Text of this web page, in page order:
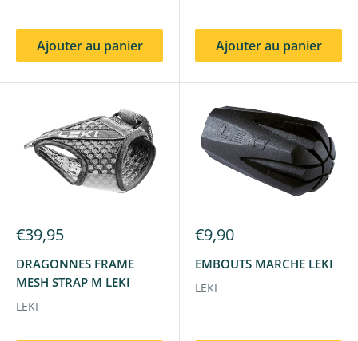
Ajouter au panier Ajouter au panier
€39,95
DRAGONNES FRAME
MESH STRAP M LEKI
LEKI
€9,90
EMBOUTS MARCHE LEKI
LEKI